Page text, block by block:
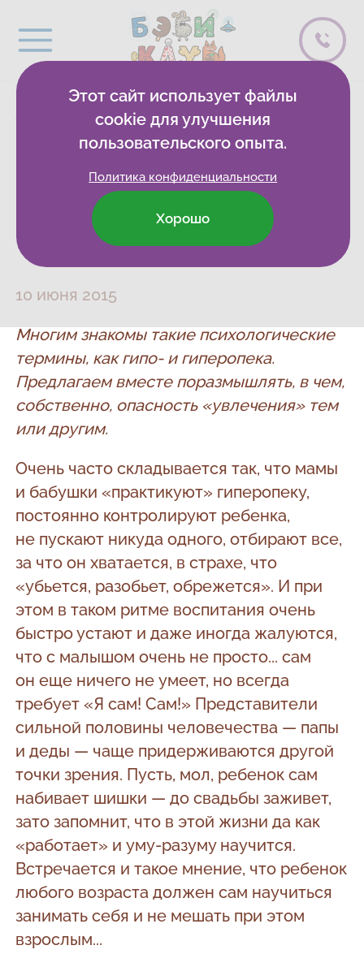
Бэбиблиотека
Гипер- или гипо... Как найти баланс?
Гипер- или гипо...
Как найти баланс?
10 июня 2015
Многим знакомы такие психологические
термины, как гипо- и гиперопека.
Предлагаем вместе поразмышлять, в чем,
собственно, опасность «увлечения» тем
или другим.
Очень часто складывается так, что мамы
и бабушки «практикуют» гиперопеку,
постоянно контролируют ребенка,
не пускают никуда одного, отбирают все,
за что он хватается, в страхе, что
«убьется, разобьет, обрежется». И при
этом в таком ритме воспитания очень
быстро устают и даже иногда жалуются,
что с малышом очень не просто... сам
он еще ничего не умеет, но всегда
требует «Я сам! Сам!» Представители
сильной половины человечества — папы
и деды — чаще придерживаются другой
точки зрения. Пусть, мол, ребенок сам
набивает шишки — до свадьбы заживет,
зато запомнит, что в этой жизни да как
«работает» и уму-разуму научится.
Встречается и такое мнение, что ребенок
любого возраста должен сам научиться
занимать себя и не мешать при этом
взрослым...
Этот сайт использует файлы
cookie для улучшения
пользовательского опыта.
Политика конфиденциальности
Хорошо